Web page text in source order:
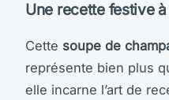
Une recette festive
Cette soupe de
représente bien plus
elle incarne l’art de